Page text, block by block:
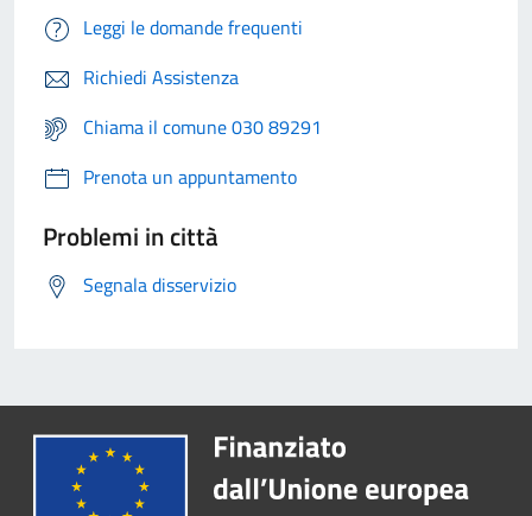
Leggi le domande frequenti
Richiedi Assistenza
Chiama il comune 030 89291
Prenota un appuntamento
Problemi in città
Segnala disservizio